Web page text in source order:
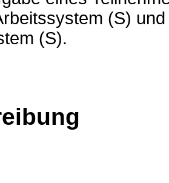
(S) und
(S).